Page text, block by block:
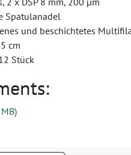
Spatulanadel
und beschichtetes
cm
Stück
)